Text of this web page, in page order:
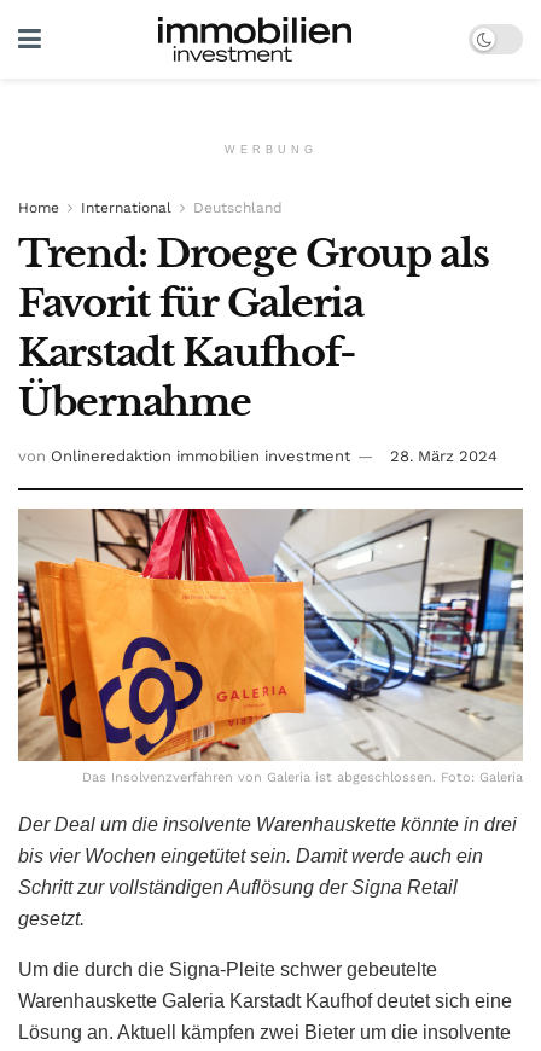
WERBUNG
Home International Deutschland
Trend: Droege Group als
Favorit für Galeria
Karstadt Kaufhof-
Übernahme
von Onlineredaktion immobilien investment 28. März 2024
Das Insolvenzverfahren von Galeria ist abgeschlossen. Foto: Galeria
Der Deal um die insolvente Warenhauskette könnte in drei
bis vier Wochen eingetütet sein. Damit werde auch ein
Schritt zur vollständigen Auflösung der Signa Retail
gesetzt.
Um die durch die Signa-Pleite schwer gebeutelte
Warenhauskette Galeria Karstadt Kaufhof deutet sich eine
Lösung an. Aktuell kämpfen zwei Bieter um die insolvente